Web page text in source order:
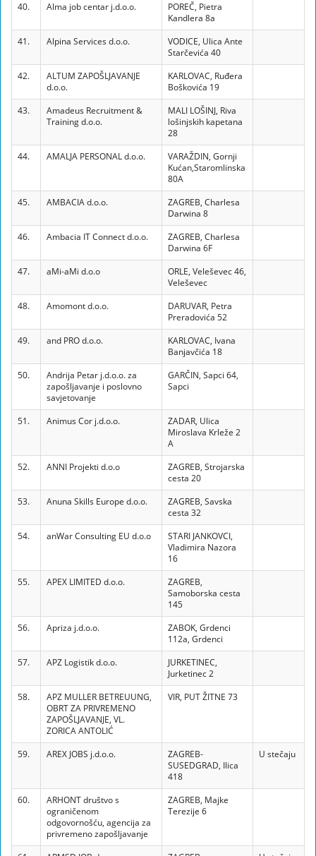
40.
Alma job centar j.d.o.o.
POREČ, Pietra
Kandlera 8a
41.
Alpina Services d.o.o.
VODICE, Ulica Ante
Starčevića 40
42.
ALTUM ZAPOŠLJAVANJE
d.o.o.
KARLOVAC, Ruđera
Boškovića 19
43.
Amadeus Recruitment &
Training d.o.o.
MALI LOŠINJ, Riva
lošinjskih kapetana
28
44.
AMALJA PERSONAL d.o.o.
VARAŽDIN, Gornji
Kućan,Staromlinska
80A
45.
AMBACIA d.o.o.
ZAGREB, Charlesa
Darwina 8
46.
Ambacia IT Connect d.o.o.
ZAGREB, Charlesa
Darwina 6F
47.
aMi-aMi d.o.o
ORLE, Veleševec 46,
Veleševec
48.
Amomont d.o.o.
DARUVAR, Petra
Preradovića 52
49.
and PRO d.o.o.
KARLOVAC, Ivana
Banjavčića 18
50.
Andrija Petar j.d.o.o. za
zapošljavanje i poslovno
savjetovanje
GARČIN, Sapci 64,
Sapci
51. Animus Cor j.d.o.o.
ZADAR, Ulica
Miroslava Krleže 2
A
52.
ANNI Projekti d.o.o
ZAGREB, Strojarska
cesta 20
53.
Anuna Skills Europe d.o.o.
ZAGREB, Savska
cesta 32
54.
anWar Consulting EU d.o.o
STARI JANKOVCI,
Vladimira Nazora
16
55.
APEX LIMITED d.o.o.
ZAGREB,
Samoborska cesta
145
56.
Apriza j.d.o.o.
ZABOK, Grdenci
112a, Grdenci
57.
APZ Logistik d.o.o.
JURKETINEC,
Jurketinec 2
58.
APZ MULLER BETREUUNG,
OBRT ZA PRIVREMENO
ZAPOŠLJAVANJE, VL.
ZORICA ANTOLIĆ
VIR, PUT ŽITNE 73
59. AREX JOBS j.d.o.o.
ZAGREB-
SUSEDGRAD, Ilica
418
U stečaju
60.
ARHONT društvo s
ograničenom
odgovornošću, agencija za
privremeno zapošljavanje
ZAGREB, Majke
Terezije 6